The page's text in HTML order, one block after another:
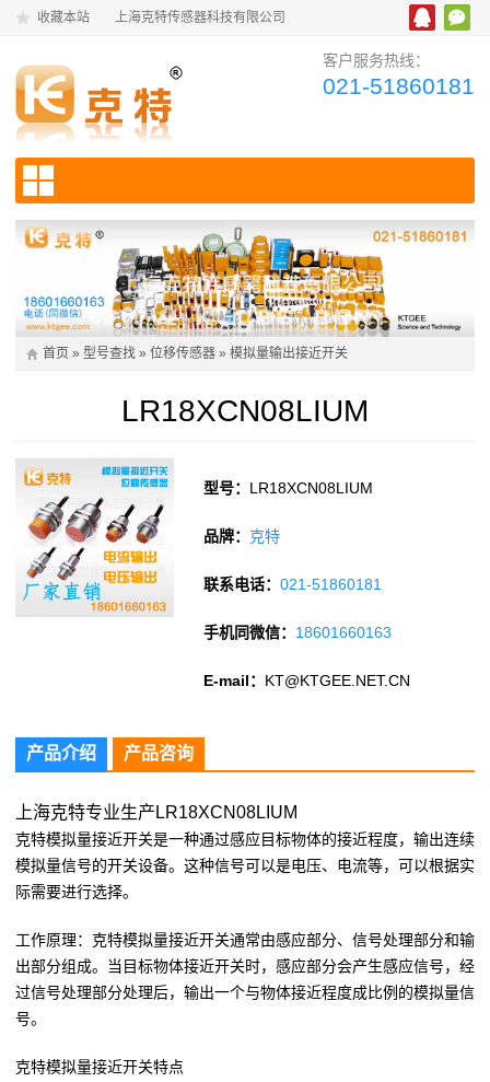
收藏本站 上海克特传感器科技有限公司
客户服务热线：
021-51860181
首页 » 型号查找 » 位移传感器 » 模拟量输出接近开关
LR18XCN08LIUM
型号： LR18XCN08LIUM
品牌： 克特
联系电话：021-51860181
手机同微信： 18601660163
E-mail： KT@KTGEE.NET.CN
产品介绍 产品咨询
上海克特专业生产LR18XCN08LIUM
克特模拟量接近开关是一种通过感应目标物体的接近程度，输出连续
模拟量信号的开关设备。这种信号可以是电压、电流等，可以根据实
际需要进行选择。
工作原理：克特模拟量接近开关通常由感应部分、信号处理部分和输
出部分组成。当目标物体接近开关时，感应部分会产生感应信号，经
过信号处理部分处理后，输出一个与物体接近程度成比例的模拟量信
号。
克特模拟量接近开关特点